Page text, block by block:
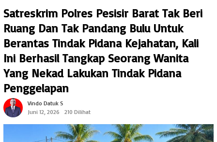
Satreskrim Polres Pesisir Barat Tak Beri
Ruang Dan Tak Pandang Bulu Untuk
Berantas Tindak Pidana Kejahatan, Kali
Ini Berhasil Tangkap Seorang Wanita
Yang Nekad Lakukan Tindak Pidana
Penggelapan
Vindo Datuk S
Juni 12, 2026
210 Dilihat